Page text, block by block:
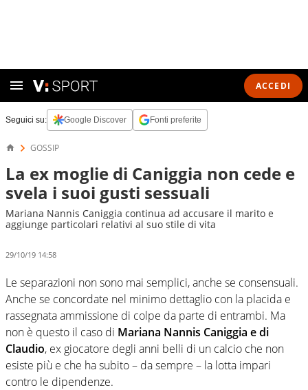
ACCEDI
Seguici su: Google Discover Fonti preferite
GOSSIP
La ex moglie di Caniggia non cede e
svela i suoi gusti sessuali
Mariana Nannis Caniggia continua ad accusare il marito e
aggiunge particolari relativi al suo stile di vita
29/10/19 14:58
Le separazioni non sono mai semplici, anche se consensuali.
Anche se concordate nel minimo dettaglio con la placida e
rassegnata ammissione di colpe da parte di entrambi. Ma
non è questo il caso di Mariana Nannis Caniggia e di
Claudio, ex giocatore degli anni belli di un calcio che non
esiste più e che ha subito – da sempre – la lotta impari
contro le dipendenze.